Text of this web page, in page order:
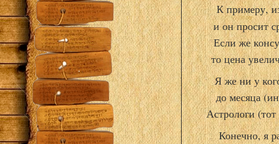
К примеру,
и он просит
Если же
то цена
Я же ни у
до месяца
Астрологи
Конечно, я